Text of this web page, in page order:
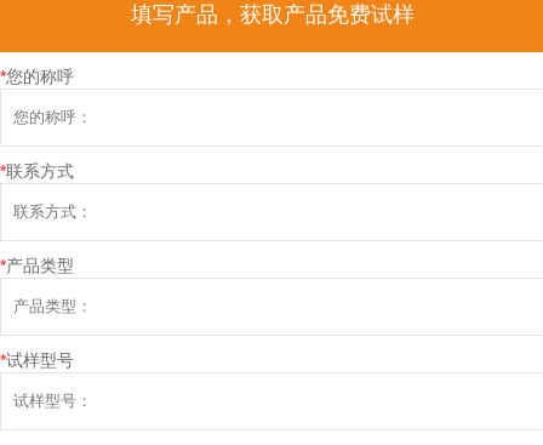
填写产品，获取产品免费试样
*您的称呼
*联系方式
*产品类型
*试样型号